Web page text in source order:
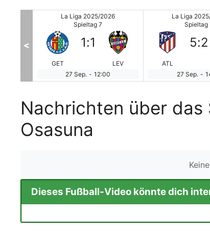
La Liga 2025/2026
Spieltag 7
GET
1:1
LEV
27 Sep. - 12:00
La Liga
Spieltag
ATL
5:2
27 Sep. -
<
Nachrichten über das
Osasuna
Dieses Fußball-Video könnte dich